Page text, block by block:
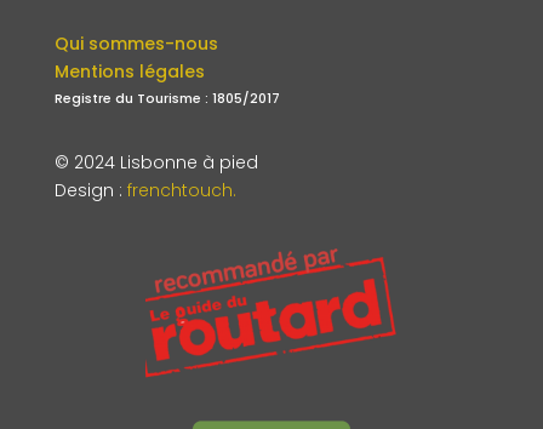
Qui sommes-nous
Mentions légales
Registre du Tourisme : 1805/2017
© 2024 Lisbonne à pied
Design : frenchtouch.